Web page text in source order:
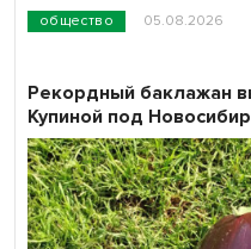
общество 05.08.2026
Рекордный баклажан
Купиной под